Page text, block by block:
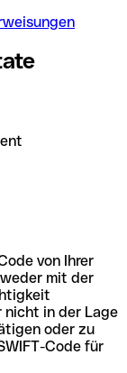
von Ihrer
mit der
in der Lage
oder zu
Code für